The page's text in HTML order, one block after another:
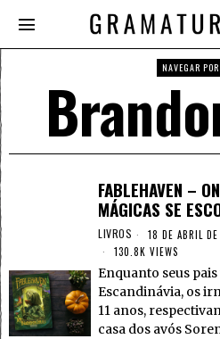
NAVEGAR
FABLEHAVEN –
MÁGICAS SE
LIVROS 18 DE ABRIL
130.8K VIEWS
Enquanto seus
Escandinávia, os
11 anos,
casa dos avós